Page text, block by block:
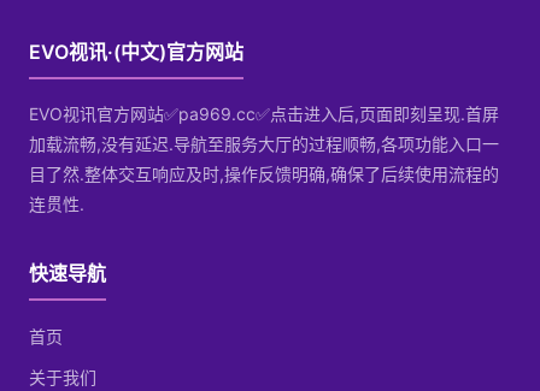
EVO视讯·(中文)官方网站
EVO视讯官方网站✅pa969.cc✅点击进入后,页面即刻呈现.首屏
加载流畅,没有延迟.导航至服务大厅的过程顺畅,各项功能入口一
目了然.整体交互响应及时,操作反馈明确,确保了后续使用流程的
连贯性.
快速导航
首页
关于我们